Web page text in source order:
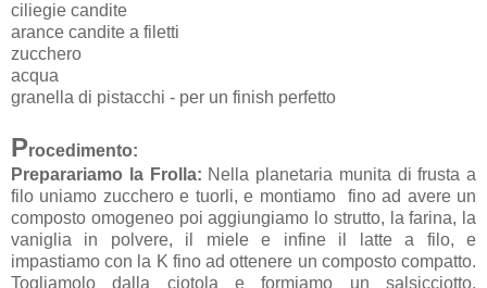
ciliegie candite
arance candite a filetti
zucchero
acqua
granella di pistacchi - per un finish perfetto
Procedimento:
Preparariamo la Frolla: Nella planetaria munita di frusta a
filo uniamo zucchero e tuorli, e montiamo fino ad avere un
composto omogeneo poi aggiungiamo lo strutto, la farina, la
vaniglia in polvere, il miele e infine il latte a filo, e
impastiamo con la K fino ad ottenere un composto compatto.
Togliamolo dalla ciotola e formiamo un salsicciotto,